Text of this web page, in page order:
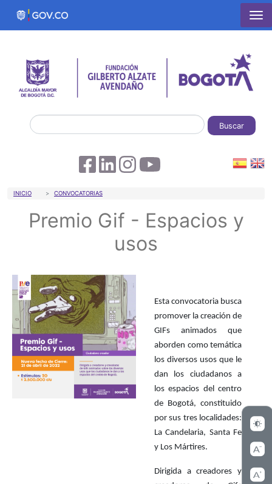
Pasar al contenido principal
Buscar
Sobrescribir enlaces de ayuda a la
INICIO CONVOCATORIAS
Premio Gif - Espacios y
usos
Esta convocatoria busca
promover la creación de
GIFs animados que
aborden como temática
los diversos usos que le
dan los ciudadanos a
los espacios del centro
de Bogotá, constituido
por sus tres localidades:
La Candelaria, Santa Fe
y Los Mártires.
Dirigida a creadores y